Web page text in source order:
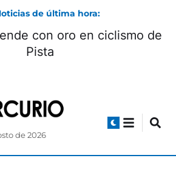
de última hora:
con oro en ciclismo de
Pista
de 2026